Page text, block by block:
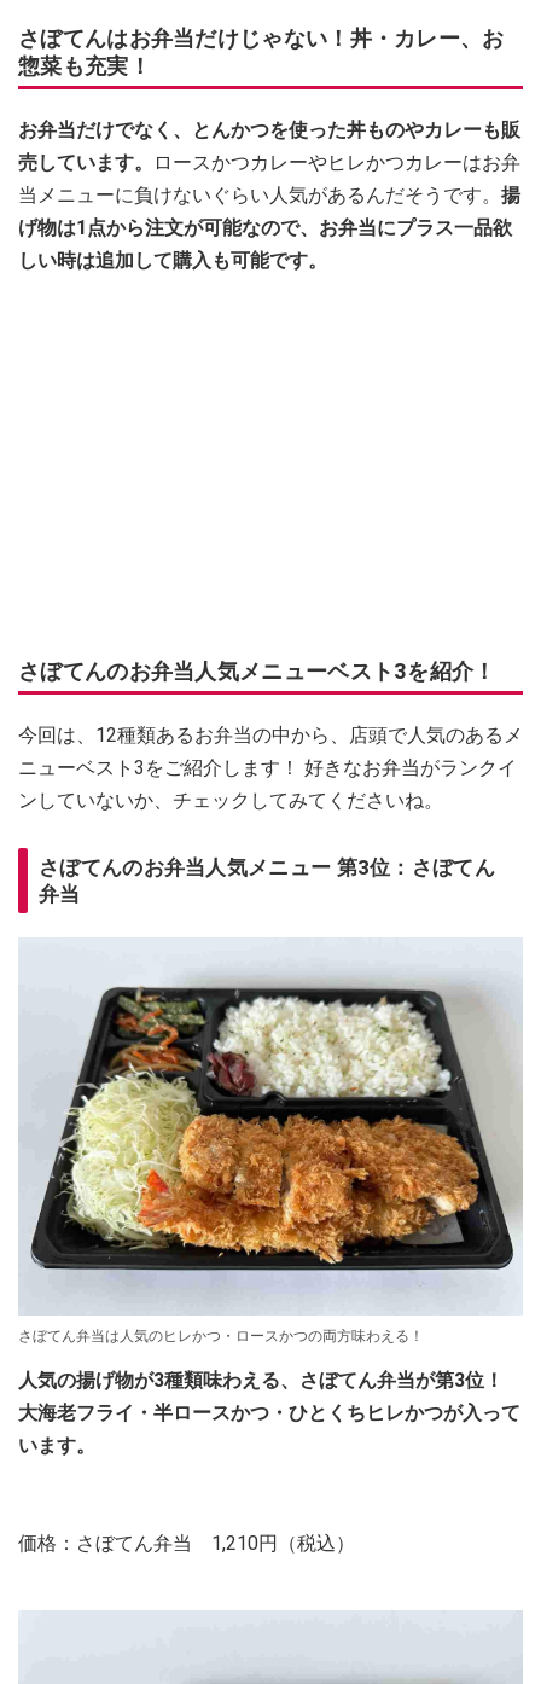
さぼてんはお弁当だけじゃない！丼・カレー、お
惣菜も充実！
お弁当だけでなく、とんかつを使った丼ものやカレーも販
売しています。
ロースかつカレーやヒレかつカレーはお弁
当メニューに負けないぐらい人気があるんだそうです。 揚
げ物は1点から注文が可能なので、お弁当にプラス一品欲
しい時は追加して購入も可能です。
さぼてんのお弁当人気メニューベスト3を紹介！
今回は、12種類あるお弁当の中から、店頭で人気のあるメ
ニューベスト3をご紹介します！ 好きなお弁当がランクイ
ンしていないか、チェックしてみてくださいね。
さぼてんのお弁当人気メニュー 第3位：さぼてん
弁当
さぼてん弁当は人気のヒレかつ・ロースかつの両方味わえる！
人気の揚げ物が3種類味わえる、さぼてん弁当が第3位！
大海老フライ・半ロースかつ・ひとくちヒレかつが入って
います。
価格：さぼてん弁当 1,210円（税込）